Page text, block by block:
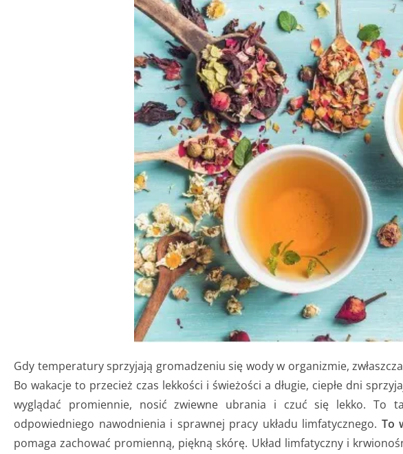
Gdy temperatury sprzyjają gromadzeniu się wody w organizmie,
Bo wakacje to przecież czas lekkości i świeżości a długie, ciepłe dni
wyglądać promiennie, nosić zwiewne ubrania i czuć się lekko. To
odpowiedniego nawodnienia i sprawnej pracy układu limfatycznego. To
pomaga zachować promienną, piękną skórę. Układ limfatyczny i